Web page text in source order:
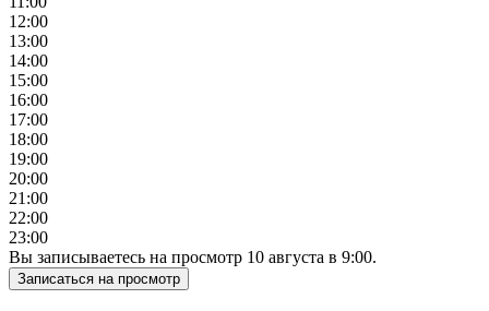
12:00
13:00
14:00
15:00
16:00
17:00
18:00
19:00
20:00
21:00
22:00
23:00
Вы записываетесь на просмотр 10 августа в 9:00.
Записаться на просмотр